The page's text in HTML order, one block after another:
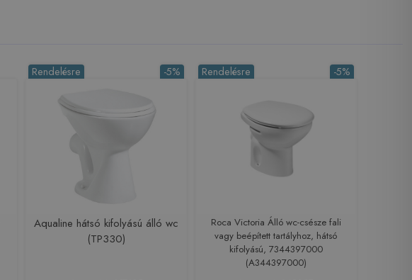
-5%
Rendelésre
Aqualine hátsó kifolyású álló wc
(TP330)
-5%
Rendelésre
Roca Victoria Álló wc-csésze fali
vagy beépített tartályhoz, hátsó
kifolyású, 7344397000
(A344397000)